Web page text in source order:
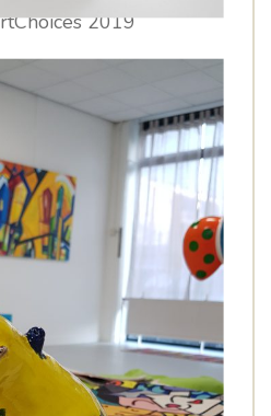
2019